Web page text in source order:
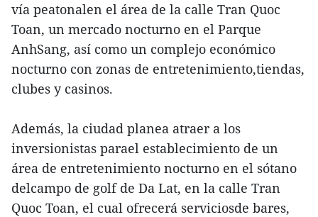
vía peatonalen el área de la calle Tran Quoc
Toan, un mercado nocturno en el Parque
AnhSang, así como un complejo económico
nocturno con zonas de entretenimiento,tiendas,
clubes y casinos.
Además, la ciudad planea atraer a los
inversionistas parael establecimiento de un
área de entretenimiento nocturno en el sótano
delcampo de golf de Da Lat, en la calle Tran
Quoc Toan, el cual ofrecerá serviciosde bares,